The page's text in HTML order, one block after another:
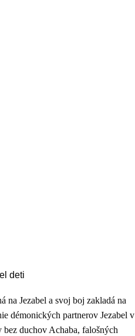
deti
Jezabel a svoj boj zakladá na
démonických partnerov Jezabel v
duchov Achaba, falošných